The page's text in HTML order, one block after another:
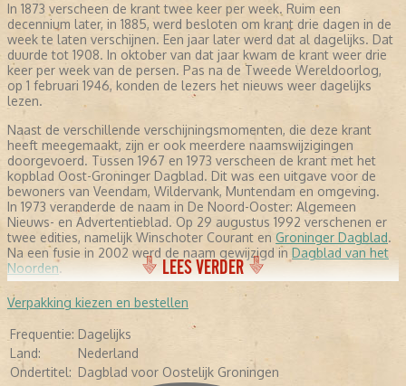
In 1873 verscheen de krant twee keer per week. Ruim een
decennium later, in 1885, werd besloten om krant drie dagen in de
week te laten verschijnen. Een jaar later werd dat al dagelijks. Dat
duurde tot 1908. In oktober van dat jaar kwam de krant weer drie
keer per week van de persen. Pas na de Tweede Wereldoorlog,
op 1 februari 1946, konden de lezers het nieuws weer dagelijks
lezen.
Naast de verschillende verschijningsmomenten, die deze krant
heeft meegemaakt, zijn er ook meerdere naamswijzigingen
doorgevoerd. Tussen 1967 en 1973 verscheen de krant met het
kopblad Oost-Groninger Dagblad. Dit was een uitgave voor de
bewoners van Veendam, Wildervank, Muntendam en omgeving.
In 1973 veranderde de naam in De Noord-Ooster: Algemeen
Nieuws- en Advertentieblad. Op 29 augustus 1992 verschenen er
twee edities, namelijk Winschoter Courant en Groninger Dagblad.
Na een fusie in 2002 werd de naam gewijzigd in Dagblad van het
Noorden. LEES VERDER
Verpakking kiezen en bestellen
Frequentie: Dagelijks
Land:
Nederland
Ondertitel: Dagblad voor Oostelijk Groningen